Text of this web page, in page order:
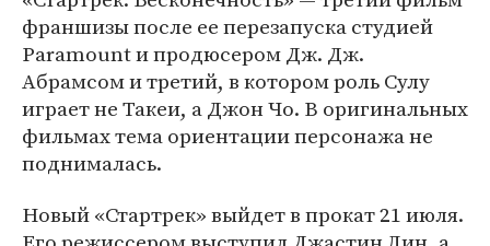
франшизы после ее перезапуска студией
Paramount и продюсером Дж. Дж.
Абрамсом и третий, в котором роль Сулу
играет не Такеи, а Джон Чо. В оригинальных
фильмах тема ориентации персонажа не
поднималась.
Новый «Стартрек» выйдет в прокат 21 июля.